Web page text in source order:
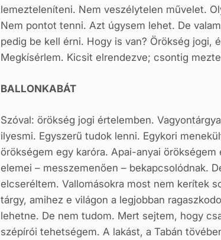
lemezteleníteni. Nem veszélytelen művelet.
Nem pontot tenni. Azt úgysem lehet. De
pedig be kell érni. Hogy is van? Örökség jogi,
Megkísérlem. Kicsit elrendezve; csontig
BALLONKABÁT
Szóval: örökség jogi értelemben.
ilyesmi. Egyszerű tudok lenni. Egykori
örökségem egy karóra. Apai-anyai
elemei – messzemenően – bekapcsolódnak.
elcseréltem. Vallomásokra most nem kerítek
tárgy, amihez e világon a legjobban
lehetne. De nem tudom. Mert sejtem, hogy
szépírói tehetségem. A lakást, a Tabán